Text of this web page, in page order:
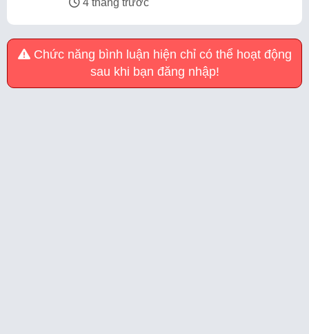
4 tháng trước
Chức năng bình luận hiện chỉ có thể hoạt động
sau khi bạn đăng nhập!